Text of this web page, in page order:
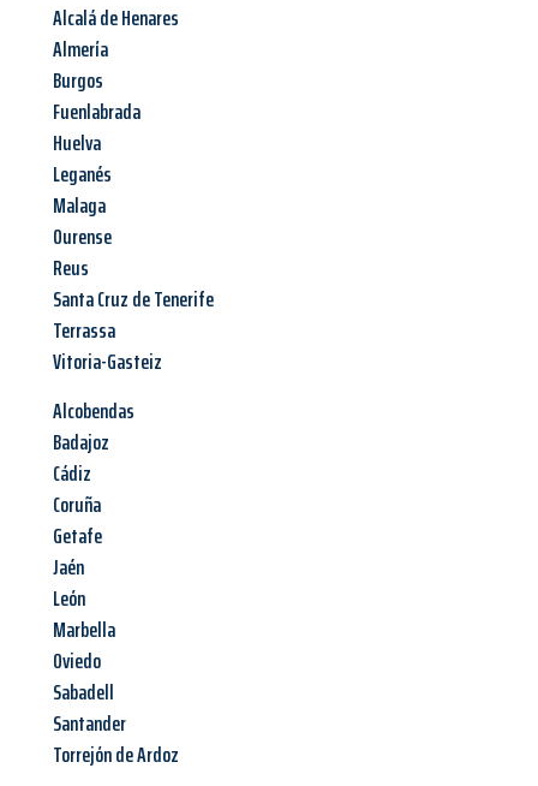
Alcalá de Henares
Almería
Burgos
Fuenlabrada
Huelva
Leganés
Malaga
Ourense
Reus
Santa Cruz de Tenerife
Terrassa
Vitoria-Gasteiz
Alcobendas
Badajoz
Cádiz
Coruña
Getafe
Jaén
León
Marbella
Oviedo
Sabadell
Santander
Torrejón de Ardoz